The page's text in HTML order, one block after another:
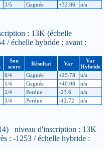
3/5 Gagnée +32.86 n/a
: 13K (échelle
/ échelle hybride : avant :
Son
score
Résultat Var
Var
Hybride
0/4 Gagnée +25.78
n/a
1/4 Gagnée +40.08
n/a
2/4 Perdue -23.6
n/a
3/4 Perdue -42.72 n/a
niveau d'inscription : 13K
: -1253 / échelle hybride :